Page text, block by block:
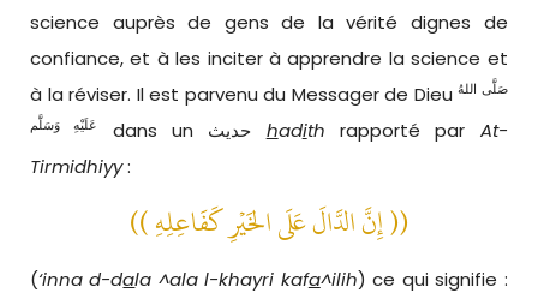
science auprès de gens de la vérité dignes de
confiance, et à les inciter à apprendre la science et
à la réviser. Il est parvenu du Messager de Dieuصَلَّى اللهُ
عَلَيْهِ وَسَلَّم
hadith rapporté par At-
Tirmidhiyy:
(( إِنَّ الدَّالَ عَلَى الخَيْرِ كَفَاعِلِهِ ))
(‘inna d-dala ^ala l-khayri kafa^ilih) ce qui signifie :